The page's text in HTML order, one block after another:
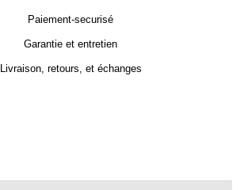
Paiement-securisé
Garantie et entretien
Livraison, retours, et échanges